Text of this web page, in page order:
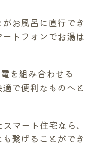
お風呂に直行でき
トフォンでお湯は
を組み合わせる
で便利なものへと
マート住宅なら、
繋げることができ